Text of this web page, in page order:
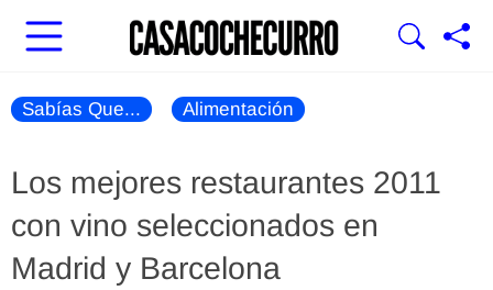
Sabías Que... Alimentación
Los mejores restaurantes 2011
con vino seleccionados en
Madrid y Barcelona